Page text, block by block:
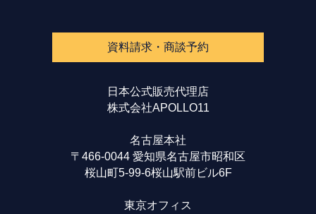
資料請求・商談予約
日本公式販売代理店
株式会社APOLLO11
名古屋本社
〒466-0044 愛知県名古屋市昭和区
桜山町5-99-6桜山駅前ビル6F
東京オフィス